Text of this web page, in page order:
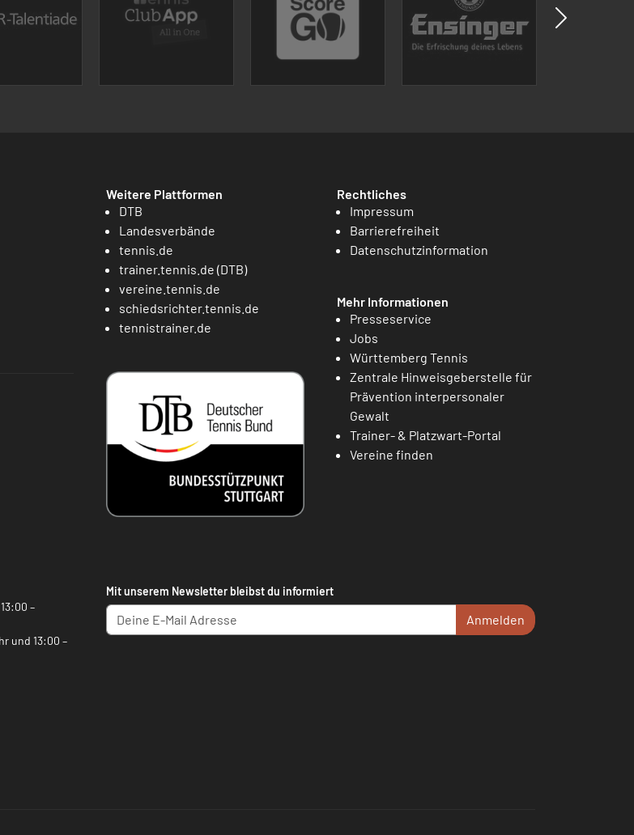
Weitere Plattformen
DTB
Landesverbände
tennis.de
trainer.tennis.de (DTB)
vereine.tennis.de
schiedsrichter.tennis.de
tennistrainer.de
Rechtliches
Impressum
Barrierefreiheit
Datenschutzinformation
Mehr Informationen
Presseservice
Jobs
Württemberg Tennis
Zentrale Hinweisgeberstelle für
Prävention interpersonaler
Gewalt
Trainer- & Platzwart-Portal
Vereine finden
–
und 13:00 –
Mit unserem Newsletter bleibst du informiert
Anmelden